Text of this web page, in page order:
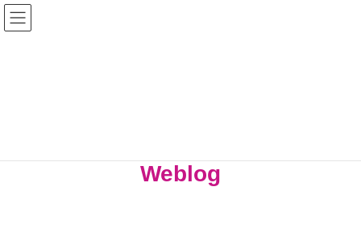
コ
ン
テ
ナ
ビ
ゲ
佐々木志津子 見附市議会議員【公式サイ
Weblog